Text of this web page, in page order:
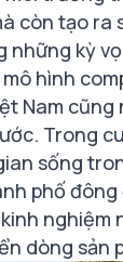
còn tạo ra
những kỳ
hình
Nam
Trong
sống
phố
nghiệm
dòng sản